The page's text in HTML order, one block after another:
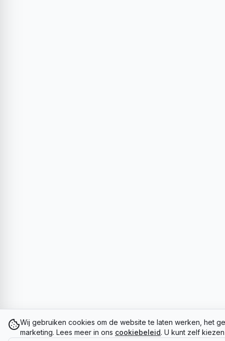
Wij gebruiken cookies om de website te laten werken, het
marketing. Lees meer in ons cookiebeleid. U kunt zelf